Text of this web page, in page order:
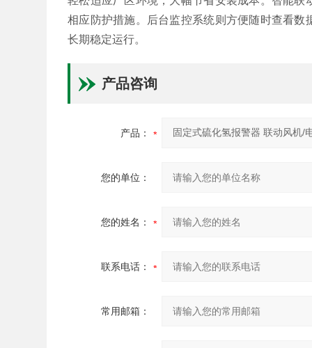
相应防护措施。后台监控系统则方便随时查看
长期稳定运行。
产品咨询
产品：
您的单位：
您的姓名：
联系电话：
常用邮箱：